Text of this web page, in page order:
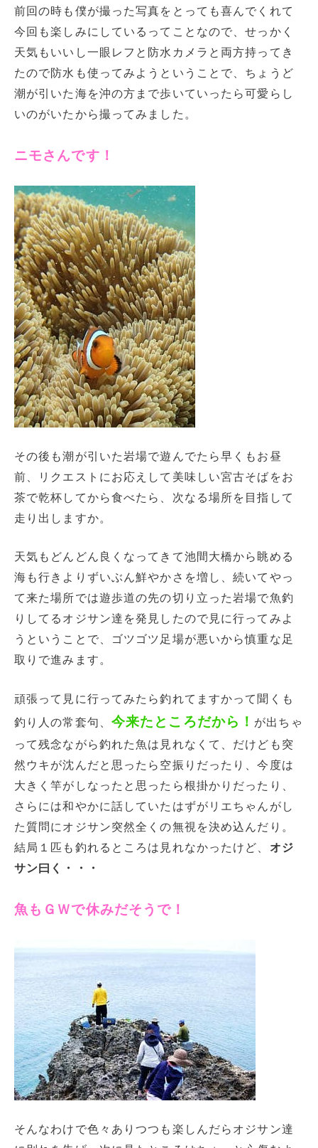
前回の時も僕が撮った写真をとっても喜んでくれて
今回も楽しみにしているってことなので、せっかく
天気もいいし一眼レフと防水カメラと両方持ってき
たので防水も使ってみようということで、ちょうど
潮が引いた海を沖の方まで歩いていったら可愛らし
いのがいたから撮ってみました。
ニモさんです！
その後も潮が引いた岩場で遊んでたら早くもお昼
前、リクエストにお応えして美味しい宮古そばをお
茶で乾杯してから食べたら、次なる場所を目指して
走り出しますか。
天気もどんどん良くなってきて池間大橋から眺める
海も行きよりずいぶん鮮やかさを増し、続いてやっ
て来た場所では遊歩道の先の切り立った岩場で魚釣
りしてるオジサン達を発見したので見に行ってみよ
うということで、ゴツゴツ足場が悪いから慎重な足
取りで進みます。
頑張って見に行ってみたら釣れてますかって聞くも
釣り人の常套句、 今来たところだから！ が出ちゃ
って残念ながら釣れた魚は見れなくて、だけども突
然ウキが沈んだと思ったら空振りだったり、今度は
大きく竿がしなったと思ったら根掛かりだったり、
さらには和やかに話していたはずがリエちゃんがし
た質問にオジサン突然全くの無視を決め込んだり。
結局１匹も釣れるところは見れなかったけど、 オジ
サン曰く・・・
魚もＧＷで休みだそうで！
そんなわけで色々ありつつも楽しんだらオジサン達